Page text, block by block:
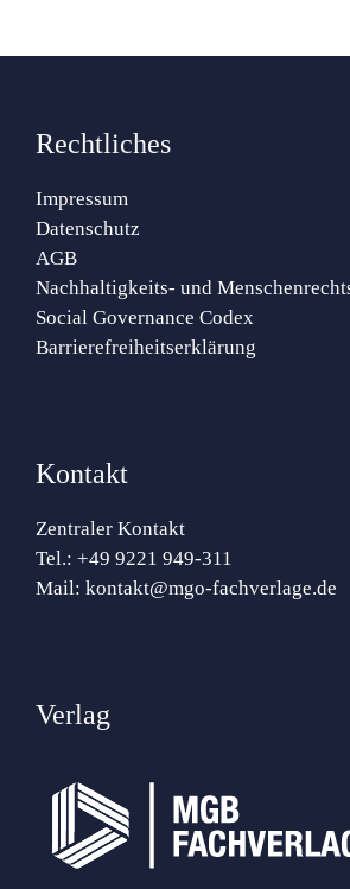
Rechtliches
Impressum
Datenschutz
AGB
Nachhaltigkeits- und
Social Governance Codex
Barrierefreiheitserklärung
Kontakt
Zentraler Kontakt
Tel.: +49 9221 949-311
Mail: kontakt@mgo-fachverlage.de
Verlag